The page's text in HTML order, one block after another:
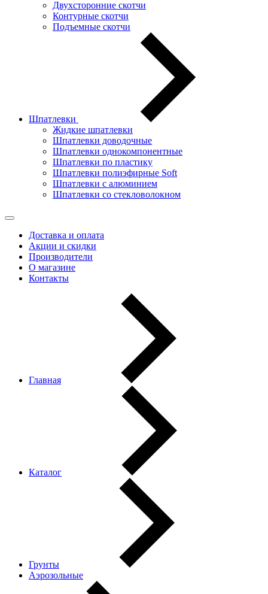
Двухсторонние скотчи
Контурные скотчи
Подъемные скотчи
Шпатлевки
Жидкие шпатлевки
Шпатлевки доводочные
Шпатлевки однокомпонентные
Шпатлевки по пластику
Шпатлевки полиэфирные Soft
Шпатлевки с алюминием
Шпатлевки со стекловолокном
Доставка и оплата
Акции и скидки
Производители
О магазине
Контакты
Главная
Каталог
Грунты
Аэрозольные